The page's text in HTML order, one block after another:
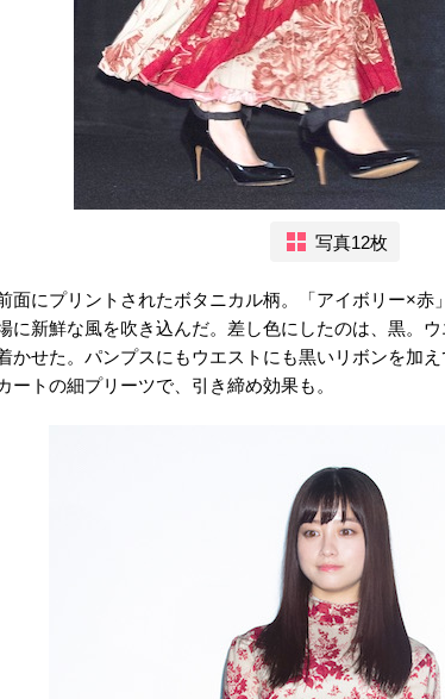
写真12枚
面にプリントされたボタニカル柄。「アイボリー×赤
に新鮮な風を吹き込んだ。差し色にしたのは、黒。
かせた。パンプスにもウエストにも黒いリボンを加
ートの細プリーツで、引き締め効果も。